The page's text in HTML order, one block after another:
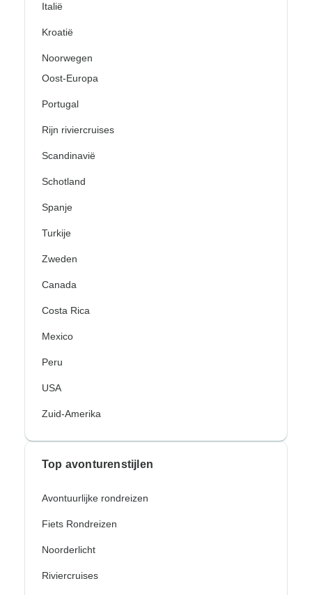
Italië
Kroatië
Noorwegen
Oost-Europa
Portugal
Rijn riviercruises
Scandinavië
Schotland
Spanje
Turkije
Zweden
Canada
Costa Rica
Mexico
Peru
USA
Zuid-Amerika
Top avonturenstijlen
Avontuurlijke rondreizen
Fiets Rondreizen
Noorderlicht
Riviercruises